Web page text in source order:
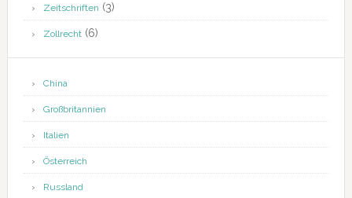
Zeitschriften (3)
Zollrecht(6)
China
Großbritannien
Italien
Österreich
Russland